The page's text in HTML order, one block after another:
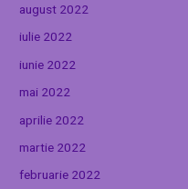
august 2022
iulie 2022
iunie 2022
mai 2022
aprilie 2022
martie 2022
februarie 2022